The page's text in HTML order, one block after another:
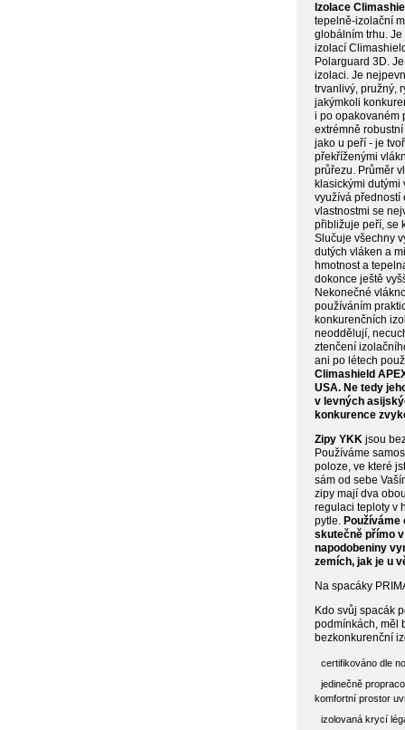
Izolace
tepelně-izolační
globálním trhu.
izolací
Polarguard 3D.
izolaci. Je
trvanlivý, pružný,
jakýmkoli
i po opakovaném
extrémně
jako u peří - je
překříženými
průřezu. Průměr
klasickými dutými
využívá předností
vlastnostmi se
přibližuje peří, se
Slučuje všechny
dutých vláken a
hmotnost a
dokonce ještě
Nekonečné
používáním
konkurenčních
neoddělují,
ztenčení
ani po létech
Climashield
USA. Ne tedy
v levných
konkurence
Zipy YKK jsou
Používáme
poloze, ve které
sám od sebe
zipy mají dva
regulaci teploty v
pytle.
skutečně přímo
napodobeniny
zemích, jak je u
Na spacáky
Kdo svůj spacák
podmínkách, měl
bezkonkurenční
certifikováno dle
jedinečně
komfortní prostor
izolovaná krycí